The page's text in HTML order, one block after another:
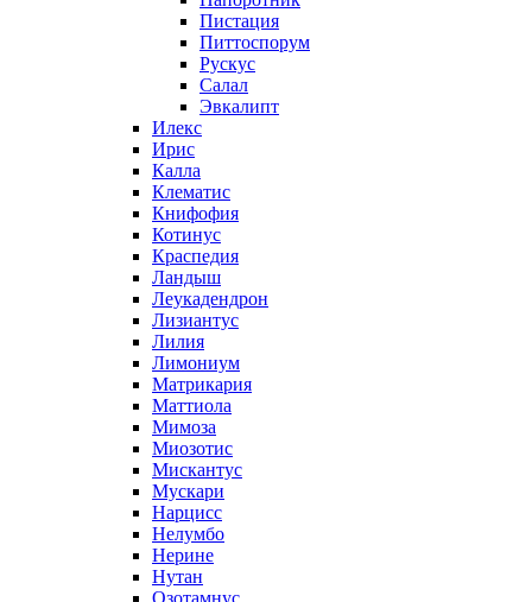
Пистация
Питтоспорум
Рускус
Салал
Эвкалипт
Илекс
Ирис
Калла
Клематис
Книфофия
Котинус
Краспедия
Ландыш
Леукадендрон
Лизиантус
Лилия
Лимониум
Матрикария
Маттиола
Мимоза
Миозотис
Мискантус
Мускари
Нарцисс
Нелумбо
Нерине
Нутан
Озотамнус